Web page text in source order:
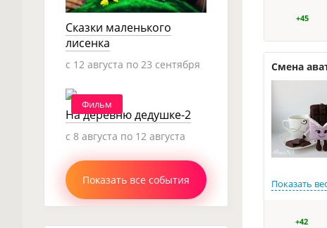
+45
Смена
Показать
+42
Сказки маленького
лисенка
c 12 августа по 23 сентября
Фильм
На деревню дедушке-2
c 8 августа по 12 августа
Показать все события